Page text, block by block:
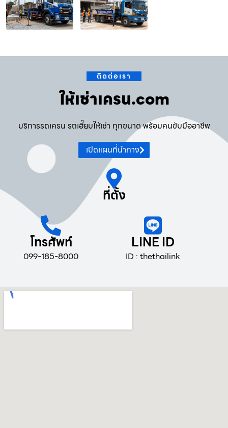
ติดต่อเรา
ให้เช่าเครน.com
บริการรถเครน รถเฮี๊ยบให้เช่า ทุกขนาด พร้อมคนขับมืออาชีพ
เปิดแผนที่นำทาง
ที่ตั้ง
โทรศัพท์
099-185-8000
LINE ID
ID : thethailink